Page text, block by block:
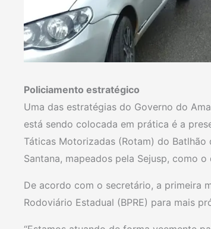
Policiamento estratégico
Uma das estratégias do Governo do
está sendo colocada em prática é a
Táticas Motorizadas (Rotam) do
Santana, mapeados pela Sejusp, como
De acordo com o secretário, a primeira
Rodoviário Estadual (BPRE) para mais